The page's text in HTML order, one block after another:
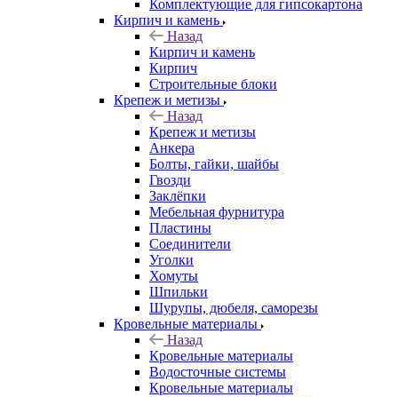
Комплектующие для гипсокартона
Кирпич и камень
Назад
Кирпич и камень
Кирпич
Строительные блоки
Крепеж и метизы
Назад
Крепеж и метизы
Анкера
Болты, гайки, шайбы
Гвозди
Заклёпки
Мебельная фурнитура
Пластины
Соединители
Уголки
Хомуты
Шпильки
Шурупы, дюбеля, саморезы
Кровельные материалы
Назад
Кровельные материалы
Водосточные системы
Кровельные материалы